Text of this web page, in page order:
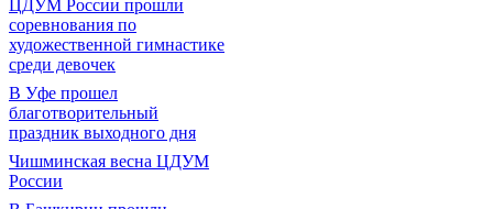
ЦДУМ России прошли
соревнования по
художественной гимнастике
среди девочек
В Уфе прошел
благотворительный
праздник выходного дня
Чишминская весна ЦДУМ
России